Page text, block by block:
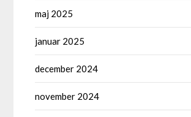
maj 2025
januar 2025
december 2024
november 2024